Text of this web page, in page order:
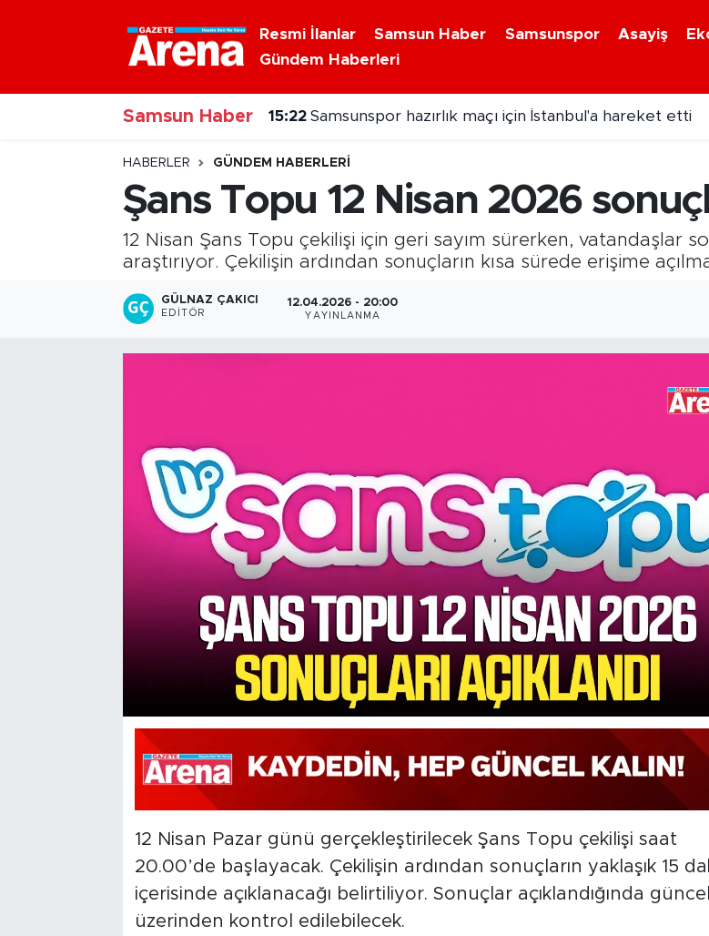
Resmi İlanlar Samsun Haber Samsunspor Asayiş
Gündem Haberleri
Samsun Haber 15:22 Samsunspor hazırlık maçı için İstanbul'a hareket etti
HABERLER GÜNDEM HABERLERI
Şans Topu 12 Nisan 2026
12 Nisan Şans Topu çekilişi için geri sayım sürerken, vatandaşlar
araştırıyor. Çekilişin ardından sonuçların kısa sürede erişime
GÜLNAZ ÇAKICI
EDITÖR
12.04.2026 - 20:00
YAYINLANMA
12 Nisan Pazar günü gerçekleştirilecek Şans Topu çekilişi saat
20.00’de başlayacak. Çekilişin ardından sonuçların yaklaşık 15
içerisinde açıklanacağı belirtiliyor. Sonuçlar açıklandığında
üzerinden kontrol edilebilecek.
Nöbetçi Eczaneler
Hava Durumu
Samsun Namaz Vakitleri
Trafik Durumu
Süper Lig Puan Durumu ve Fikstür
Tüm Manşetler